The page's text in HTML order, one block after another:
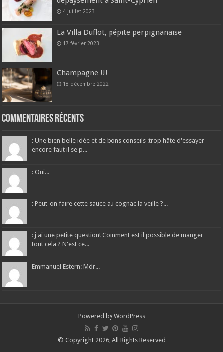
4 juillet 2023
La Villa Duflot, pépite perpignanaise
17 février 2023
Champagne !!!
18 décembre 2022
Commentaires récents
: Une bien belle idée et de bons conseils :trop hâte d'essayer
encore faut il se p...
: Oui...
: Peut-on faire cette sauce au cognac la veille ?...
: j'ai une petite question! Comment est il possible de manger
tout cela ? N'est ce...
Emmanuel Estern: Mdr...
Powered by WordPress
© Copyright 2026, All Rights Reserved